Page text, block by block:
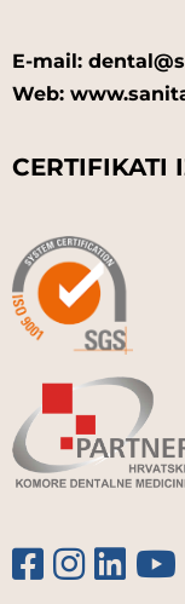
E-mail:
Web:
CERTIFIKATI